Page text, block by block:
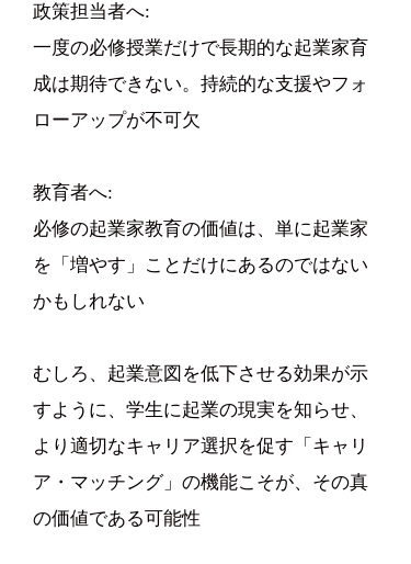
政策担当者へ:
一度の必修授業だけで長期的な起業家育
成は期待できない。持続的な支援やフォ
ローアップが不可欠
教育者へ:
必修の起業家教育の価値は、単に起業家
を「増やす」ことだけにあるのではない
かもしれない
むしろ、起業意図を低下させる効果が示
すように、学生に起業の現実を知らせ、
より適切なキャリア選択を促す「キャリ
ア・マッチング」の機能こそが、その真
の価値である可能性